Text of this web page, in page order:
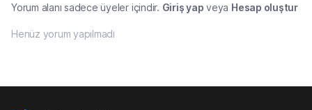
Yorum alanı sadece üyeler içindir. Giriş yap veya Hesap oluştur
Henüz yorum yapılmadı